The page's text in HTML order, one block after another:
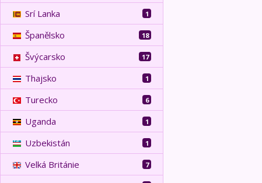
Srí Lanka 1
Španělsko 18
Švýcarsko 17
Thajsko 1
Turecko 6
Uganda 1
Uzbekistán 1
Velká Británie 7